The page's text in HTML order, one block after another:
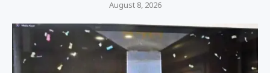
August 8, 2026